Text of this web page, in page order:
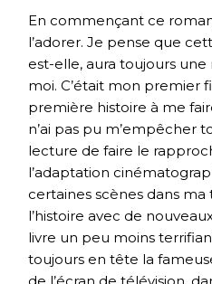
En commençant ce
l’adorer. Je pense que
est-elle, aura toujours
moi. C’était mon premier
première histoire à me
n’ai pas pu m’empêcher
lecture de faire le
l’adaptation
certaines scènes dans
l’histoire avec de
livre un peu moins
toujours en tête la